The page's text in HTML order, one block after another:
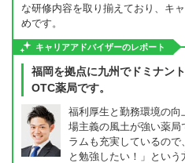
な研修内容を取り揃えており、キ
めです。
キャリアアドバイザーのレポート
福岡を拠点に九州でドミナン
OTC薬局です。
福利厚生と勤務環境の
場主義の風土が強い薬局
ラムも充実しているの
と勉強したい！」とい